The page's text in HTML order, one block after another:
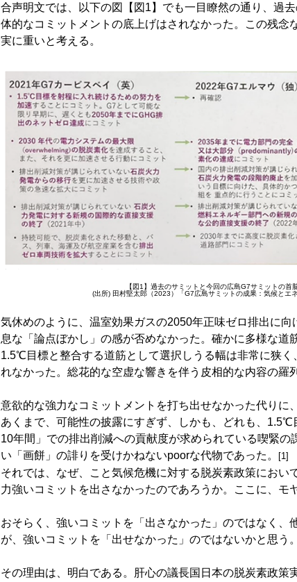
合声明文では、以下の図【図1】でも一目瞭然の通り、過
体的なコミットメントの底上げはされなかった。この残念
実に重いと考える。
【図1】過去のサミットと今回の広島G7サミットの首
(出所) 田村堅太郎（2023）「G7広島サミットの成果：気候とエ
気休めのように、温室効果ガスの2050年正味ゼロ排出に
息な「論点ぼかし」の感が否めなかった。確かに多様な道
1.5℃目標と整合する道筋として選択しうる幅は非常に狭
れなかった。総花的な空虚な響きを伴う皮相的な内容の羅
意欲的な強力なコミットメントを打ち出せなかった代りに
あくまで、可能性の披露にすぎず、しかも、どれも、
10年間」での排出削減への貢献度が求められている喫緊
い「画餅」の誹りを受けかねないpoorな代物であった。
[1]
それでは、なぜ、こと気候危機に対する脱炭素政策におい
力強いコミットを出さなかったのであろうか。ここに、モ
おそらく、強いコミットを「出さなかった」のではなく、
が、強いコミットを「出せなかった」のではないかと思う。
その理由は、明白である。肝心の議長国日本の脱炭素政策